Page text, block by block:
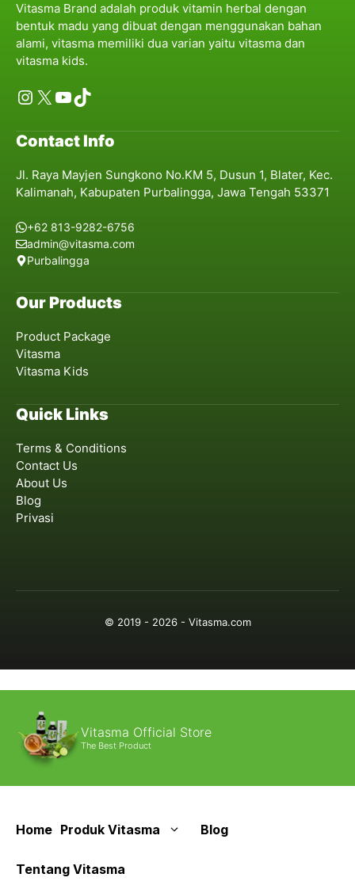
Vitasma Brand adalah produk vitamin herbal dengan
bentuk madu yang dibuat dengan menggunakan bahan
alami, vitasma memiliki dua varian yaitu vitasma dan
vitasma kids.
Instagram
X YouTube
TikTok
Contact Info
Jl. Raya Mayjen Sungkono No.KM 5, Dusun 1, Blater, Kec.
Kalimanah, Kabupaten Purbalingga, Jawa Tengah 53371
+62 813-9282-6756
admin@vitasma.com
Purbalingga
Our Products
Product Package
Vitasma
Vitasma Kids
Quick Links
Terms & Conditions
Contact Us
About Us
Blog
Privasi
© 2019 - 2026 - Vitasma.com
Vitasma Official Store
The Best Product
Home Produk Vitasma Blog
Tentang Vitasma